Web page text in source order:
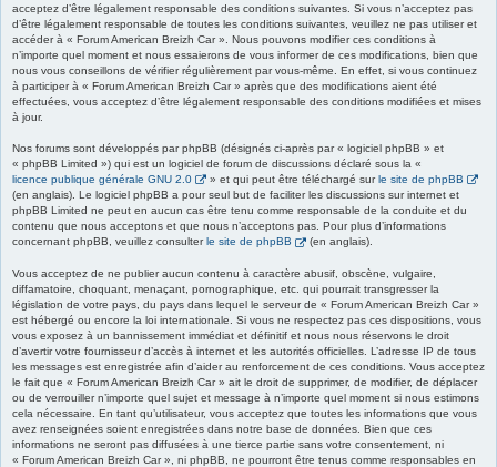
acceptez d’être légalement responsable des conditions suivantes. Si vous n’acceptez pas
d’être légalement responsable de toutes les conditions suivantes, veuillez ne pas utiliser et
accéder à « Forum American Breizh Car ». Nous pouvons modifier ces conditions à
n’importe quel moment et nous essaierons de vous informer de ces modifications, bien que
nous vous conseillons de vérifier régulièrement par vous-même. En effet, si vous continuez
à participer à « Forum American Breizh Car » après que des modifications aient été
effectuées, vous acceptez d’être légalement responsable des conditions modifiées et mises
à jour.
Nos forums sont développés par phpBB (désignés ci-après par « logiciel phpBB » et
« phpBB Limited ») qui est un logiciel de forum de discussions déclaré sous la «
licence publique générale GNU 2.0
» et qui peut être téléchargé surle site de phpBB
(en anglais). Le logiciel phpBB a pour seul but de faciliter les discussions sur internet et
phpBB Limited ne peut en aucun cas être tenu comme responsable de la conduite et du
contenu que nous acceptons et que nous n’acceptons pas. Pour plus d’informations
concernant phpBB, veuillez consulter le site de phpBB (en anglais).
Vous acceptez de ne publier aucun contenu à caractère abusif, obscène, vulgaire,
diffamatoire, choquant, menaçant, pornographique, etc. qui pourrait transgresser la
législation de votre pays, du pays dans lequel le serveur de « Forum American Breizh Car »
est hébergé ou encore la loi internationale. Si vous ne respectez pas ces dispositions, vous
vous exposez à un bannissement immédiat et définitif et nous nous réservons le droit
d’avertir votre fournisseur d’accès à internet et les autorités officielles. L’adresse IP de tous
les messages est enregistrée afin d’aider au renforcement de ces conditions. Vous acceptez
le fait que « Forum American Breizh Car » ait le droit de supprimer, de modifier, de déplacer
ou de verrouiller n’importe quel sujet et message à n’importe quel moment si nous estimons
cela nécessaire. En tant qu’utilisateur, vous acceptez que toutes les informations que vous
avez renseignées soient enregistrées dans notre base de données. Bien que ces
informations ne seront pas diffusées à une tierce partie sans votre consentement, ni
« Forum American Breizh Car », ni phpBB, ne pourront être tenus comme responsables en